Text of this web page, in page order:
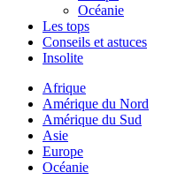
Océanie
Les tops
Conseils et astuces
Insolite
Afrique
Amérique du Nord
Amérique du Sud
Asie
Europe
Océanie